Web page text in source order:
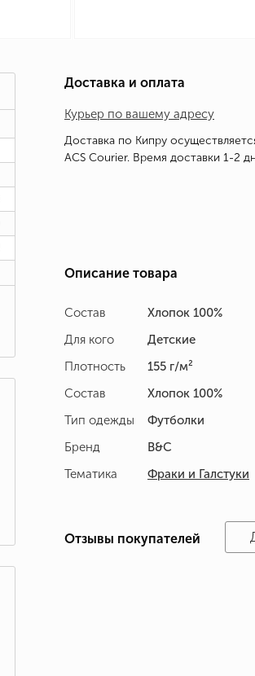
Доставка и оплата
Курьер по вашему адресу
Доставка по Кипру
ACS Courier. Время доставки 1-2
Описание товара
Состав
Хлопок 100%
Для кого
Детские
Плотность
155 г/м²
Состав
Хлопок 100%
Тип одежды
Футболки
Бренд
B&C
Тематика
Фраки и Галстуки
Отзывы покупателей